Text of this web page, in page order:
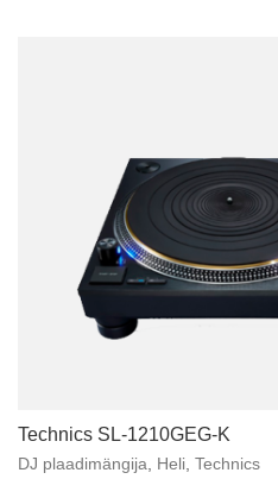
Technics SL-1210GEG-K
DJ plaadimängija Heli Technics